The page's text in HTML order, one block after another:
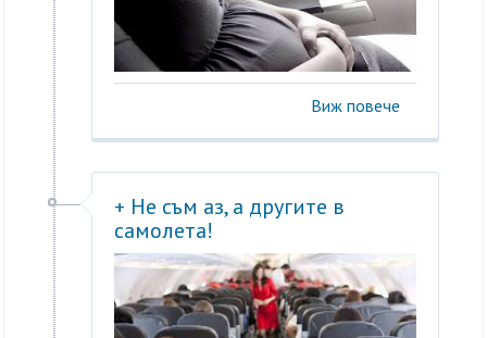
Виж повече
+ Не съм аз, а другите в
самолета!